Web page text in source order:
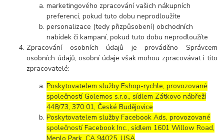
marketingového zpracování vašich nákupních
preferencí, pokud tuto dobu neprodloužíte
personalizace (tedy přizpůsobení) obchodních
nabídek či kampaní, pokud tuto dobu neprodloužíte
Zpracování osobních údajů je prováděno Správcem
osobních údajů, osobní údaje však mohou zpracovávat i tito
zpracovatelé:
Poskytovatelem služby Eshop-rychle, provozované
společností Golemos s.r.o., sídlem Zátkovo nábřeží
448/73, 370 01, České Budějovice
Poskytovatelem služby Facebook Ads, provozované
společností Facebook Inc., sídlem 1601 Willow Road,
Menlo Park, CA 94025, USA